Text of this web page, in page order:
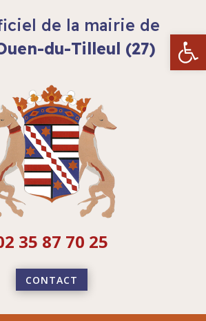
Ouvrir
de la mairie de
du-Tilleul (27)
35 87 70 25
CONTACT